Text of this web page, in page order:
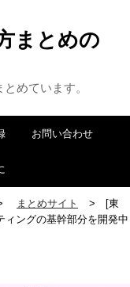
まとめの
めています。
お問い合わせ
まとめサイト
[東
ィングの基幹部分を開発中